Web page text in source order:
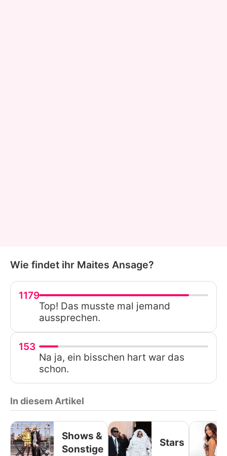
Wie findet ihr Maites Ansage?
1179
Top! Das musste mal jemand
aussprechen.
153
Na ja, ein bisschen hart war das
schon.
In diesem Artikel
Shows &
Sonstige
Stars